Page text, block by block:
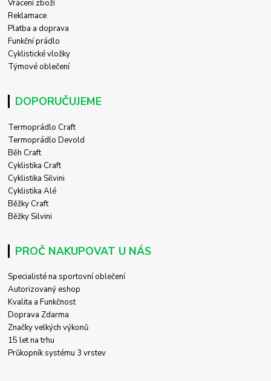
Vrácení zboží
Reklamace
Platba a doprava
Funkční prádlo
Cyklistické vložky
Týmové oblečení
DOPORUČUJEME
Termoprádlo Craft
Termoprádlo Devold
Běh Craft
Cyklistika Craft
Cyklistika Silvini
Cyklistika Alé
Běžky Craft
Běžky Silvini
PROČ NAKUPOVAT U NÁS
Specialisté na sportovní oblečení
Autorizovaný eshop
Kvalita a Funkčnost
Doprava Zdarma
Značky velkých výkonů
15 let na trhu
Průkopník systému 3 vrstev